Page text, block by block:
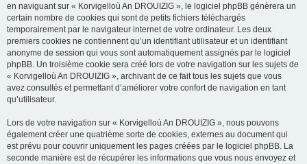
en naviguant sur « Korvigelloù An DROUIZIG », le logiciel phpBB génèrera un
certain nombre de cookies qui sont de petits fichiers téléchargés
temporairement par le navigateur internet de votre ordinateur. Les deux
premiers cookies ne contiennent qu’un identifiant utilisateur et un identifiant
anonyme de session qui vous sont automatiquement assignés par le logiciel
phpBB. Un troisième cookie sera créé lors de votre navigation sur les sujets de
« Korvigelloù An DROUIZIG », archivant de ce fait tous les sujets que vous
avez consultés et permettant d’améliorer votre confort de navigation en tant
qu’utilisateur.
Lors de votre navigation sur « Korvigelloù An DROUIZIG », nous pouvons
également créer une quatrième sorte de cookies, externes au document qui
est prévu pour couvrir uniquement les pages créées par le logiciel phpBB. La
seconde manière est de récupérer les informations que vous nous envoyez et